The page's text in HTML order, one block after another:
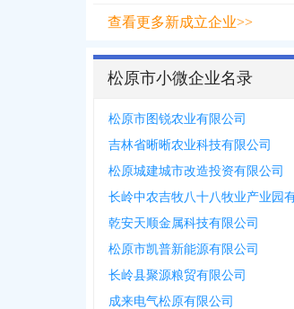
查看更多新成立企业>>
松原市小微企业名录
松原市图锐农业有限公司
吉林省晰晰农业科技有限公司
松原城建城市改造投资有限公司
乾安天顺金属科技有限公司
松原市凯普新能源有限公司
长岭县聚源粮贸有限公司
成来电气松原有限公司